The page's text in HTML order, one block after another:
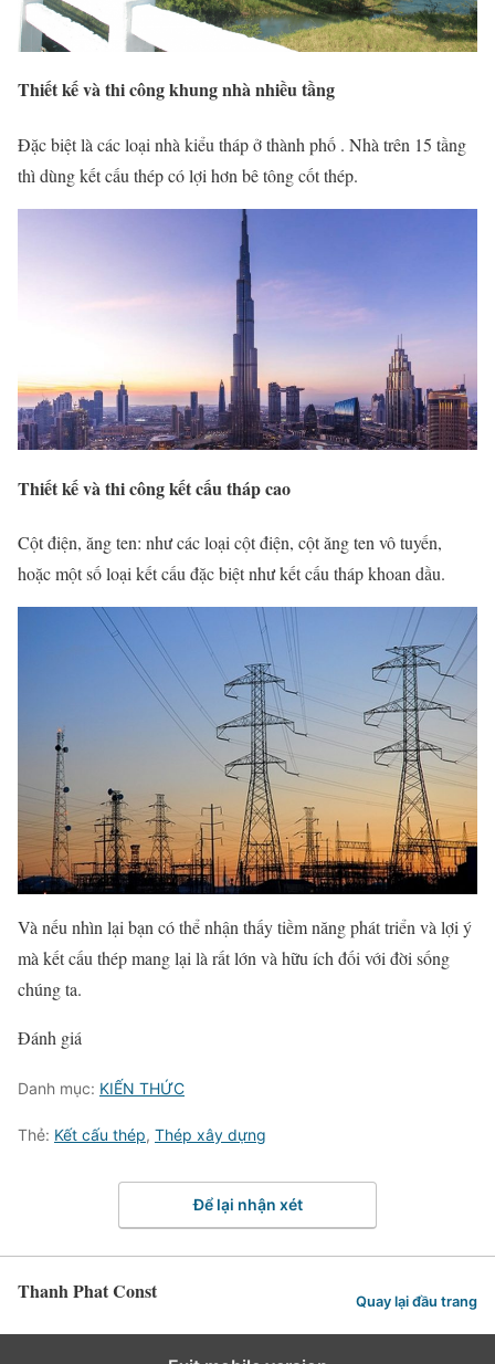
Thiết kế và thi công khung nhà nhiều tầng
Đặc biệt là các loại nhà kiểu tháp ở thành phố . Nhà trên 15 tầng
thì dùng kết cấu thép có lợi hơn bê tông cốt thép.
Thiết kế và thi công kết cấu tháp cao
Cột điện, ăng ten: như các loại cột điện, cột ăng ten vô tuyến,
hoặc một số loại kết cấu đặc biệt như kết cấu tháp khoan dầu.
Và nếu nhìn lại bạn có thể nhận thấy tiềm năng phát triển và lợi ý
mà kết cấu thép mang lại là rất lớn và hữu ích đối với đời sống
chúng ta.
Đánh giá
Danh mục: KIẾN THỨC
Thẻ: Kết cấu thép, Thép xây dựng
Để lại nhận xét
Thanh Phat Const Quay lại đầu trang